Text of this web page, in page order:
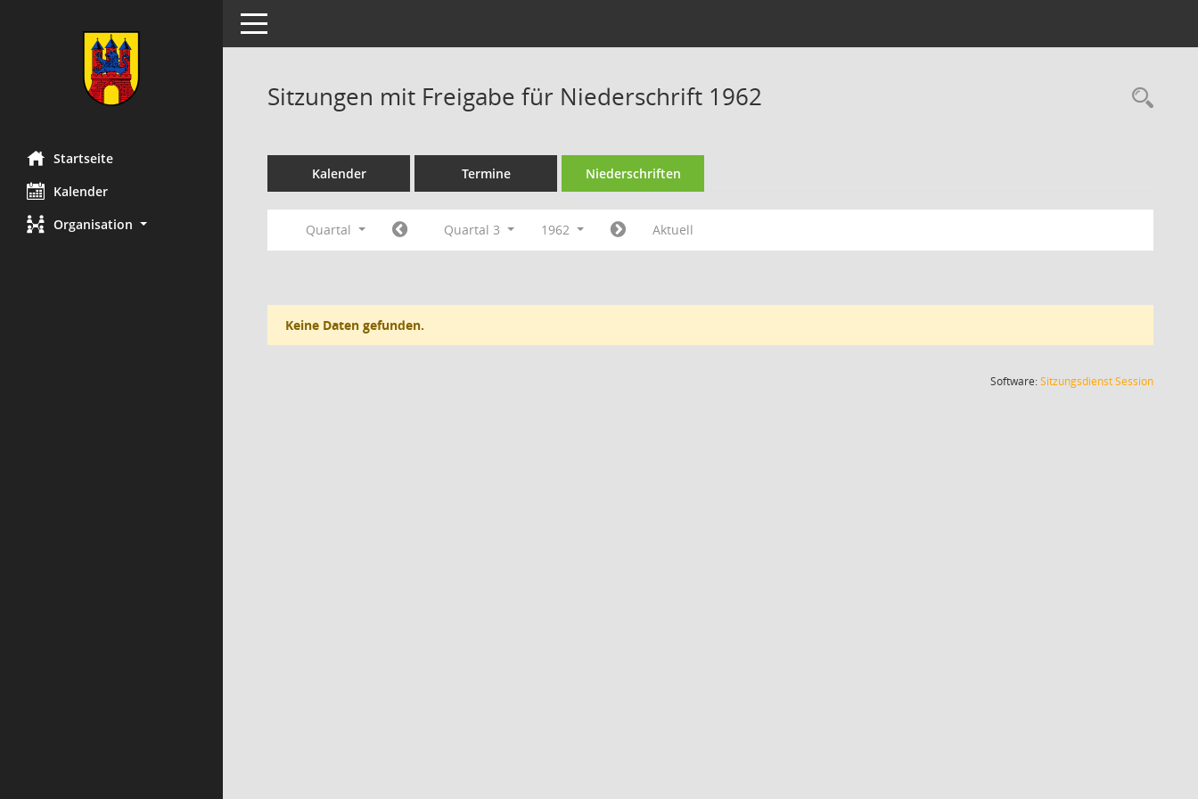
Startseite
Kalender
Organisation
Toggle navigation
Sitzungen mit Freigabe für Niederschrift 1962
Kalender Termine Niederschriften
Quartal Quartal 3 1962 Aktuell
Keine Daten gefunden.
Software:SitzungsdienstSession(Wird in